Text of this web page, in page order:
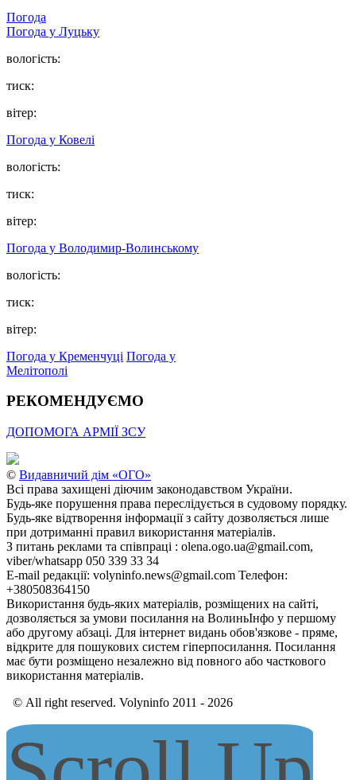
Погода
Погода у Луцьку
вологість:
тиск:
вітер:
Погода у Ковелі
вологість:
тиск:
вітер:
Погода у Володимир-Волинському
вологість:
тиск:
вітер:
Погода у Кременчуці Погода у
Мелітополі
РЕКОМЕНДУЄМО
ДОПОМОГА АРМІЇ ЗСУ
© Видавничий дім «ОГО»
Всі права захищені діючим законодавством України.
Будь-яке порушення права переслідується в судовому порядку.
Будь-яке відтворення інформації з сайту дозволяється лише
при дотриманні правил використання матеріалів.
З питань реклами та співпраці : olena.ogo.ua@gmail.com,
viber/whatsapp 050 339 33 34
E-mail редакції: volyninfo.news@gmail.com Телефон:
+380508364150
Використання будь-яких матеріалів, розміщених на сайті,
дозволяється за умови посилання на ВолиньІнфо у першому
або другому абзаці. Для інтернет видань обов'язкове - пряме,
відкрите для пошукових систем гіперпосилання. Посилання
має бути розміщено незалежно від повного або часткового
використання матеріалів.
© All right reserved. Volyninfo 2011 - 2026